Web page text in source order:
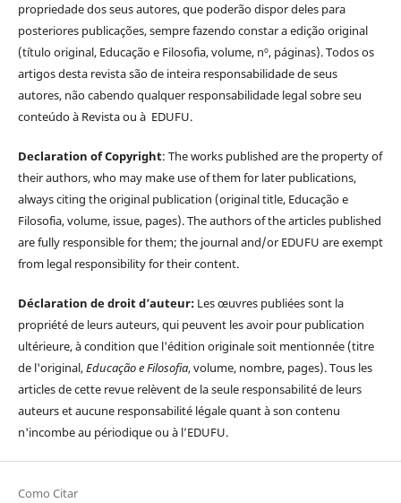
propriedade dos seus autores, que poderão dispor deles para
posteriores publicações, sempre fazendo constar a edição original
(título original, Educação e Filosofia, volume, nº, páginas). Todos os
artigos desta revista são de inteira responsabilidade de seus
autores, não cabendo qualquer responsabilidade legal sobre seu
conteúdo à Revista ou à EDUFU.
Declaration of Copyright: The works published are the property of
their authors, who may make use of them for later publications,
always citing the original publication (original title, Educação e
Filosofia, volume, issue, pages). The authors of the articles published
are fully responsible for them; the journal and/or EDUFU are exempt
from legal responsibility for their content.
Déclaration de droit d’auteur: Les œuvres publiées sont la
propriété de leurs auteurs, qui peuvent les avoir pour publication
ultérieure, à condition que l'édition originale soit mentionnée (titre
de l'original,Educação e Filosofia, volume, nombre, pages). Tous les
articles de cette revue relèvent de la seule responsabilité de leurs
auteurs et aucune responsabilité légale quant à son contenu
n'incombe au périodique ou à l’EDUFU.
Como Citar